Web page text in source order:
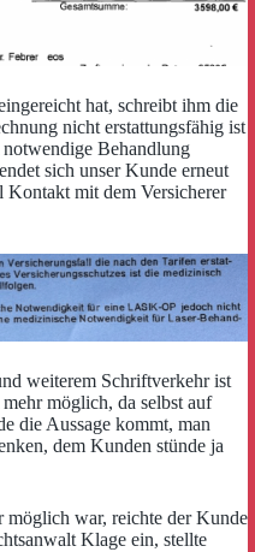
hat, schreibt ihm die
nicht erstattungsfähig ist
Behandlung
sich unser Kunde erneut
Kontakt mit dem Versicherer
weiterem Schriftverkehr ist
möglich, da selbst auf
die Aussage kommt, man
dem Kunden stünde ja
möglich war, reichte der Kunde
Klage ein, stellte